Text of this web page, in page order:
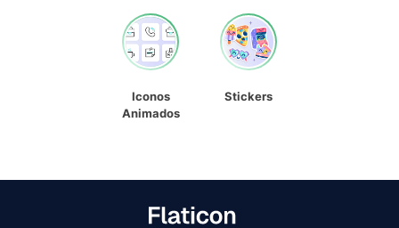
Iconos
Animados
Stickers